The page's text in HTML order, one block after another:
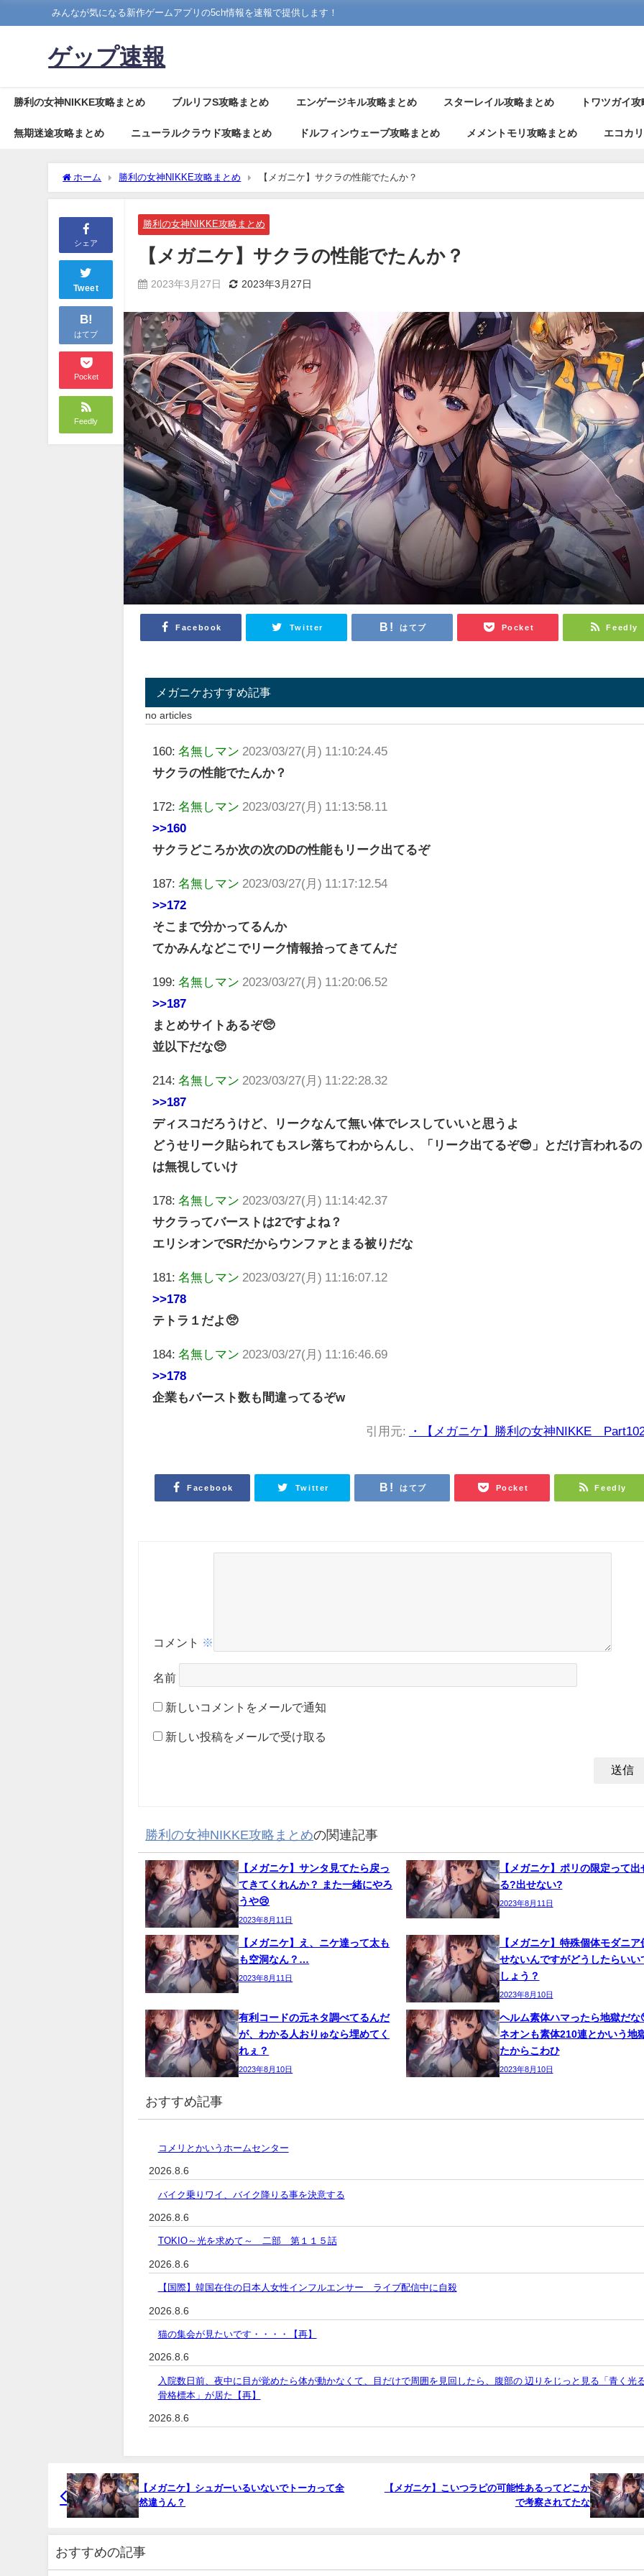
みんなが気になる新作ゲームアプリの5ch情報を速報で提供します！
ゲップ速報
勝利の女神NIKKE攻略まとめ ブルリフS攻略まとめ エンゲージキル攻略まとめ スターレイル攻略まとめ トワツガイ
無期迷途攻略まとめ ニューラルクラウド攻略まとめ ドルフィンウェーブ攻略まとめ メメントモリ攻略まとめ エコカ
ホーム 勝利の女神NIKKE攻略まとめ 【メガニケ】サクラの性能でたんか？
シェア
Tweet
B!
はてブ
Pocket
Feedly
勝利の女神NIKKE攻略まとめ
【メガニケ】サクラの性能でたんか？
2023年3月27日 2023年3月27日
Facebook Twitter はてブ Pocket Feedly
メガニケおすすめ記事
no articles
160:名無しマン 2023/03/27(月) 11:10:24.45
サクラの性能でたんか？
172:名無しマン 2023/03/27(月) 11:13:58.11
>>160
サクラどころか次の次のDの性能もリーク出てるぞ
187:名無しマン 2023/03/27(月) 11:17:12.54
>>172
そこまで分かってるんか
てかみんなどこでリーク情報拾ってきてんだ
199:名無しマン 2023/03/27(月) 11:20:06.52
>>187
まとめサイトあるぞ🥺
並以下だな🥺
214:名無しマン 2023/03/27(月) 11:22:28.32
>>187
ディスコだろうけど、リークなんて無い体でレスしていいと思うよ
どうせリーク貼られてもスレ落ちてわからんし、「リーク出てるぞ😎」とだけ言われるの
は無視していけ
178:名無しマン 2023/03/27(月) 11:14:42.37
サクラってバーストは2ですよね？
エリシオンでSRだからウンファとまる被りだな
181:名無しマン 2023/03/27(月) 11:16:07.12
>>178
テトラ１だよ🥺
184:名無しマン 2023/03/27(月) 11:16:46.69
>>178
企業もバースト数も間違ってるぞw
引用元: ・【メガニケ】勝利の女神NIKKE
Facebook Twitter はてブ Pocket Feedly
コメント ※
名前
新しいコメントをメールで通知
新しい投稿をメールで受け取る
勝利の女神NIKKE攻略まとめの関連記事
【メガニケ】サンタ見てたら戻っ
てきてくれんか？ また一緒にやろ
うや😢
2023年8月11日
【メガニケ】ポリの限定って出
る?出せない?
2023年8月11日
【メガニケ】え、ニケ達って太も
も空洞なん？…
2023年8月11日
【メガニケ】特殊個体モダニア
せないんですがどうしたらいい
しょう？
2023年8月10日
有利コードの元ネタ調べてるんだ
が、わかる人おりゅなら埋めてく
れぇ？
2023年8月10日
ヘルム素体ハマったら地獄だな
ネオンも素体210連とかいう地
たからこわひ
2023年8月10日
おすすめ記事
コメリとかいうホームセンター
2026.8.6
バイク乗りワイ、バイク降りる事を決意する
2026.8.6
TOKIO～光を求めて～ 二部 第１１５話
2026.8.6
【国際】韓国在住の日本人女性インフルエンサー ライブ配信中に自殺
2026.8.6
猫の集会が見たいです・・・・【再】
2026.8.6
入院数日前、夜中に目が覚めたら体が動かなくて、目だけで周囲を見回したら、腹部の 辺りをじっと見る「青く光
骨格標本」が居た【再】
2026.8.6
【メガニケ】シュガーいるいないでトーカって全
然違うん？
【メガニケ】こいつラピの可能性あるってどこか
で考察されてたな
おすすめの記事